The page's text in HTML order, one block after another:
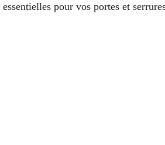
pour vos portes et